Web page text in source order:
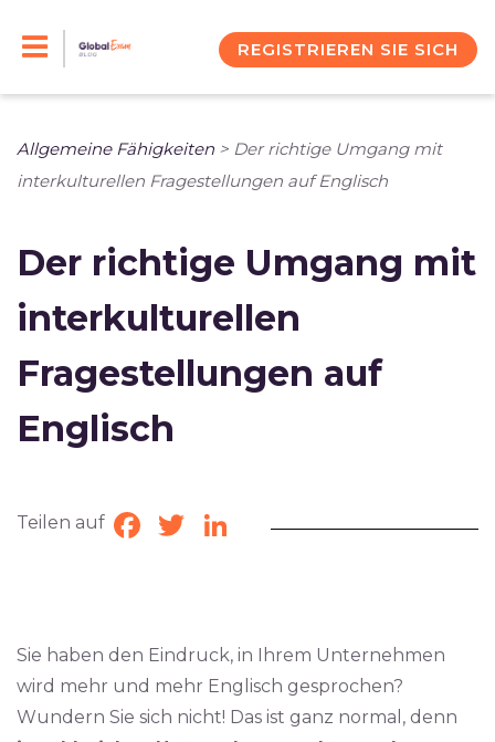
REGISTRIEREN SIE SICH
Allgemeine Fähigkeiten > Der richtige Umgang mit
interkulturellen Fragestellungen auf Englisch
Der richtige Umgang mit
interkulturellen
Fragestellungen auf
Englisch
Teilen auf Facebook
TwitterLinkedIn
Sie haben den Eindruck, in Ihrem Unternehmen
wird mehr und mehr Englisch gesprochen?
Wundern Sie sich nicht! Das ist ganz normal, denn